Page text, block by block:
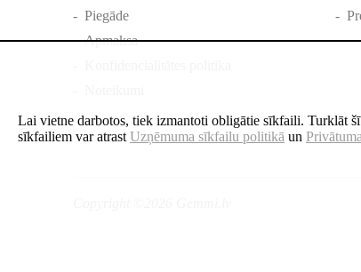
- Piegāde
-Apmaksa
-
Lai vietne darbotos, tiek izmantoti obligātie sīkfaili. Turklāt
sīkfailiem var atrast Uzņēmuma sīkfailu politikā un